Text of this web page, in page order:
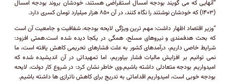
“آنهایی که می گویند بودجه امسال استقراضی هستند، خودشان بروند بودجه امسال
(۱۴۰۳) که خودشان نوشتند را نگاه کنند، در آن ۸۵۰ هزار میلیارد تومان کسری دارد.
“وزیر اقتصاد اظهار داشت: مهم ترین ویژگی لایحه بودجه، شفافیت و جامعیت آن است
که بحث هدفمندی و نیروهای مسلح، همگی در یکجا دیده شده است.همتی افزود:
شرایط خاصی داریم، درآمدهای کشور به علت فشارهای تحریمی کاهش یافته است، ما
نمی توانیم بر افزایش مالیات فشار بیاوریم، اما تمهیداتی در آن اندیشیده شده که
امیدواریم بودجه متعادلی داشته باشیم.وی خاطر نشان کرد: در شروع کار دولت، لایحه
بودجه خوبی است، امیدواریم اقداماتی به تدریج برای کاهش ناترازی ها داشته باشیم.